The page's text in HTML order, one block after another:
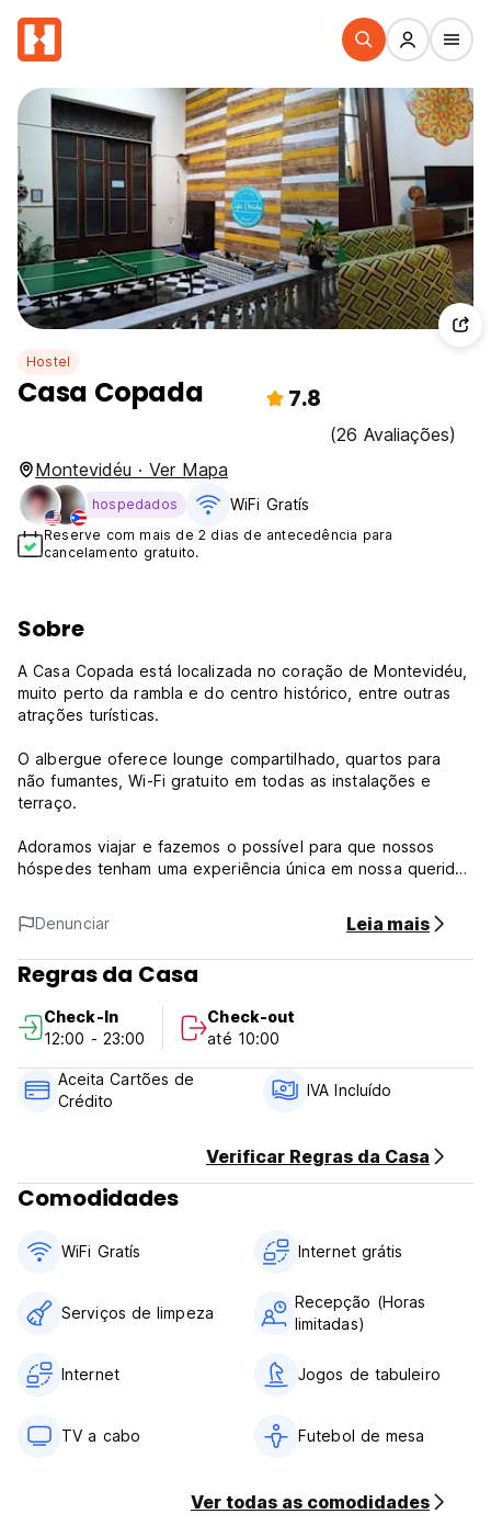
Hostel
Casa Copada 7.8
(26 Avaliações)
Montevidéu · Ver Mapa
hospedados WiFi Gratís
Reserve com mais de 2 dias de antecedência para
cancelamento gratuito.
Sobre
A Casa Copada está localizada no coração de Montevidéu,
muito perto da rambla e do centro histórico, entre outras
atrações turísticas.
O albergue oferece lounge compartilhado, quartos para
não fumantes, Wi-Fi gratuito em todas as instalações e
terraço.
Adoramos viajar e fazemos o possível para que nossos
hóspedes tenham uma experiência única em nossa querida
Política e Condições da Casa Copada:
Política de Cancelamento: 1 dia antes da chegada. Em caso
primeira noite da sua estadia.
Check-in das 12h00 às 23h00
Check-out antes das 10h00
Café da manhã não incluído
Em geral:
Não aceitamos clientes menores de 18 anos
language)
Denunciar Leia mais
Regras da Casa
Check-In
12:00 - 23:00
Check-out
até 10:00
Aceita Cartões de
Crédito
IVA Incluído
Verificar Regras da Casa
Comodidades
WiFi Gratís Internet grátis
Serviços de limpeza
Recepção (Horas
limitadas)
Internet Jogos de tabuleiro
TV a cabo Futebol de mesa
Ver todas as comodidades